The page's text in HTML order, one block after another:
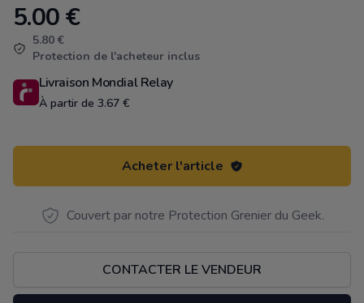
Product information
5.00€
5.80 €
Protection de l'acheteur inclus
Livraison Mondial Relay
À partir de 3.67 €
Acheter l'article
Couvert par notre Protection Grenier du Geek.
CONTACTER LE VENDEUR